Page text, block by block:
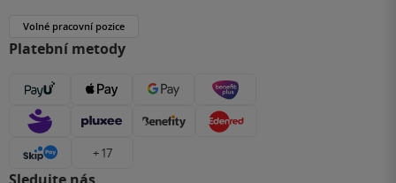
Volné pracovní pozice
Platební metody
+ 17